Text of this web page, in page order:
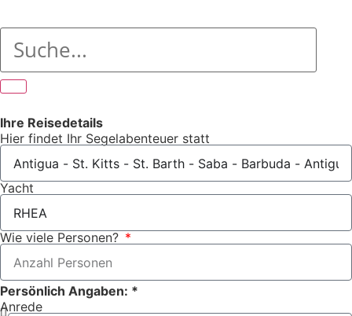
Ihre Reisedetails
Hier findet Ihr Segelabenteuer statt
Yacht
Wie viele Personen?
Persönlich Angaben: *
Anrede